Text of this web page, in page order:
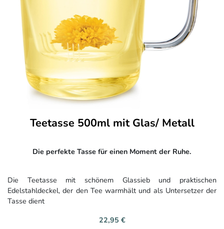
Teetasse 500ml mit Glas/ Metall
Die perfekte Tasse für einen Moment der Ruhe.
Die Teetasse mit schönem Glassieb und praktischen
Edelstahldeckel, der den Tee warmhält und als Untersetzer der
Tasse dient
22,95 €